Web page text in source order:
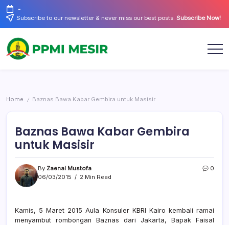
Skip
to
content
-
Subscribe to our newsletter & never miss our best posts. Subscribe Now!
Home / Baznas Bawa Kabar Gembira untuk Masisir
Baznas Bawa Kabar Gembira
untuk Masisir
By Zaenal Mustofa
06/03/2015
2 Min Read
0
Kamis, 5 Maret 2015 Aula Konsuler KBRI Kairo kembali ramai
menyambut rombongan Baznas dari Jakarta, Bapak Faisal